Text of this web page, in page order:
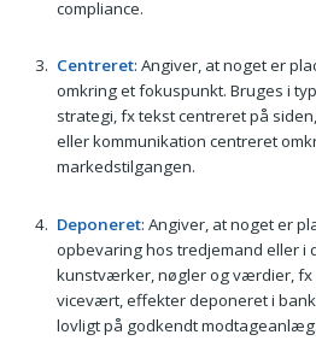
compliance.
Centreret: Angiver, at noget er
omkring et fokuspunkt. Bruges i
strategi, fx tekst centreret på
eller kommunikation centreret
markedstilgangen.
Deponeret: Angiver, at noget er
opbevaring hos tredjemand eller i
kunstværker, nøgler og værdier, fx
vicevært, effekter deponeret i
lovligt på godkendt modtageanlæg.